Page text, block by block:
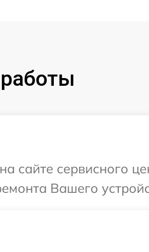
сайте сервисного
Вашего